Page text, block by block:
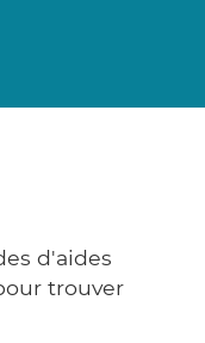
d'aides
trouver